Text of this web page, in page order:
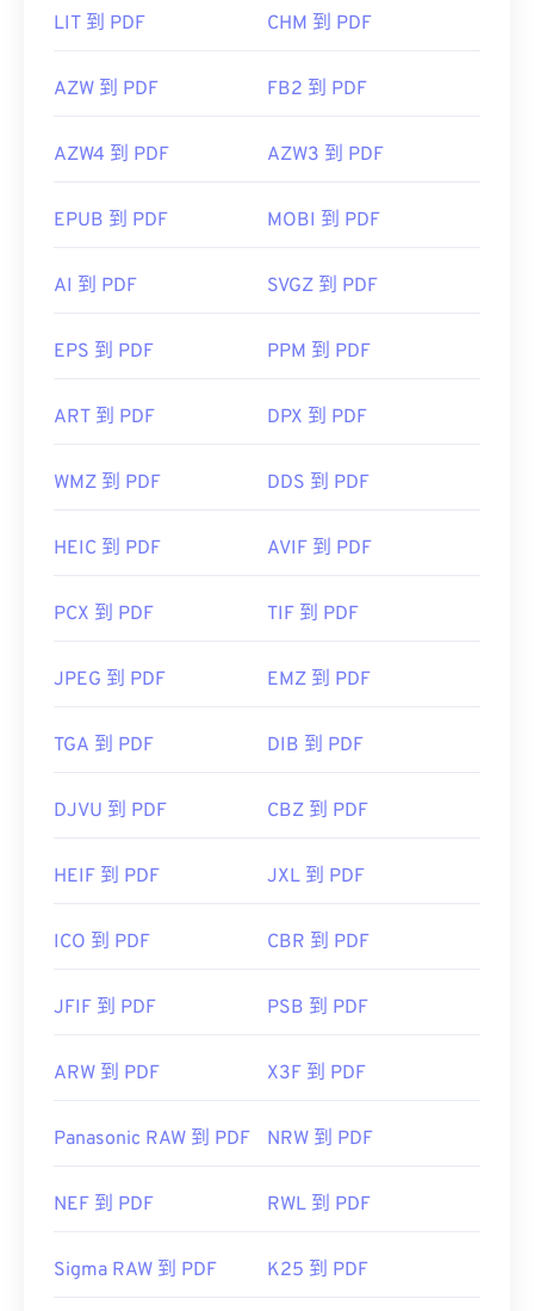
LIT 到 PDF CHM 到 PDF
AZW 到 PDF FB2 到 PDF
AZW4 到 PDF AZW3 到 PDF
EPUB 到 PDF MOBI 到 PDF
AI 到 PDF SVGZ 到 PDF
EPS 到 PDF PPM 到 PDF
ART 到 PDF DPX 到 PDF
WMZ 到 PDF DDS 到 PDF
HEIC 到 PDF AVIF 到 PDF
PCX 到 PDF TIF 到 PDF
JPEG 到 PDF EMZ 到 PDF
TGA 到 PDF DIB 到 PDF
DJVU 到 PDF CBZ 到 PDF
HEIF 到 PDF JXL 到 PDF
ICO 到 PDF CBR 到 PDF
JFIF 到 PDF PSB 到 PDF
ARW 到 PDF X3F 到 PDF
Panasonic RAW 到 PDF NRW 到 PDF
NEF 到 PDF RWL 到 PDF
Sigma RAW 到 PDF K25 到 PDF